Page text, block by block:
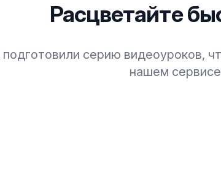
Расцветайте
серию видеоуроков,
нашем